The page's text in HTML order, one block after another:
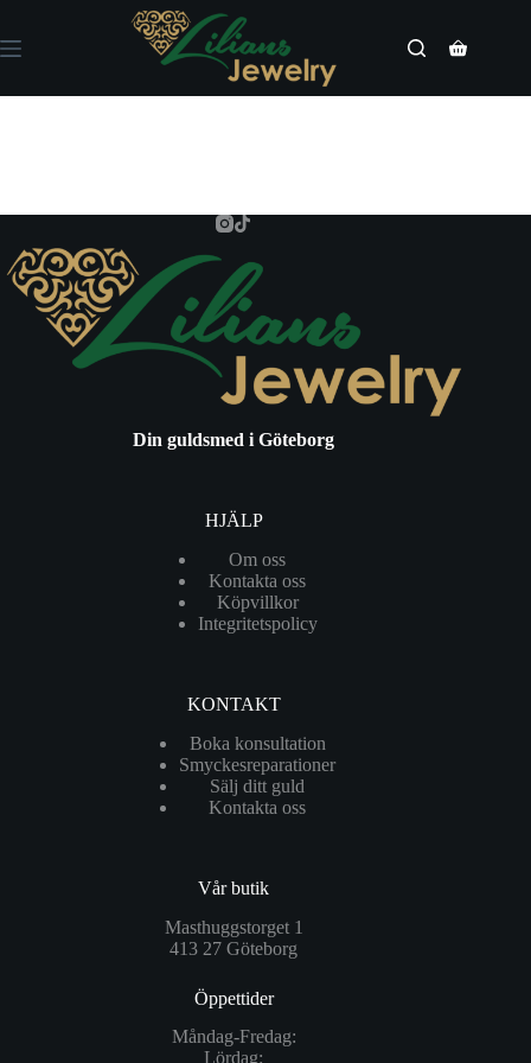
innehåll
Varukorg
Din guldsmed i Göteborg
HJÄLP
Om oss
Kontakta oss
Köpvillkor
Integritetspolicy
KONTAKT
Boka konsultation
Smyckesreparationer
Sälj ditt guld
Kontakta oss
Vår butik
Masthuggstorget 1
413 27 Göteborg
Öppettider
Måndag-Fredag:
Lördag: